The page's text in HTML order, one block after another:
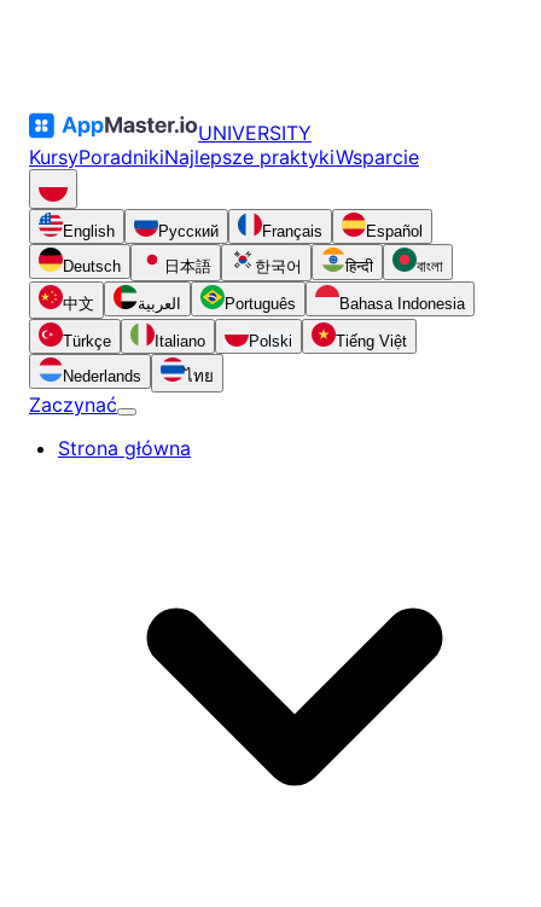
UNIVERSITY
KursyPoradnikiNajlepsze praktykiWsparcie
English Русский Français
Español
Deutsch
日本語 한국어 हिन्दी বাংলা
中文 العربية Português Bahasa Indonesia
Türkçe Italiano Polski
Tiếng Việt
Nederlands
ไทย
Zaczynać
Strona główna